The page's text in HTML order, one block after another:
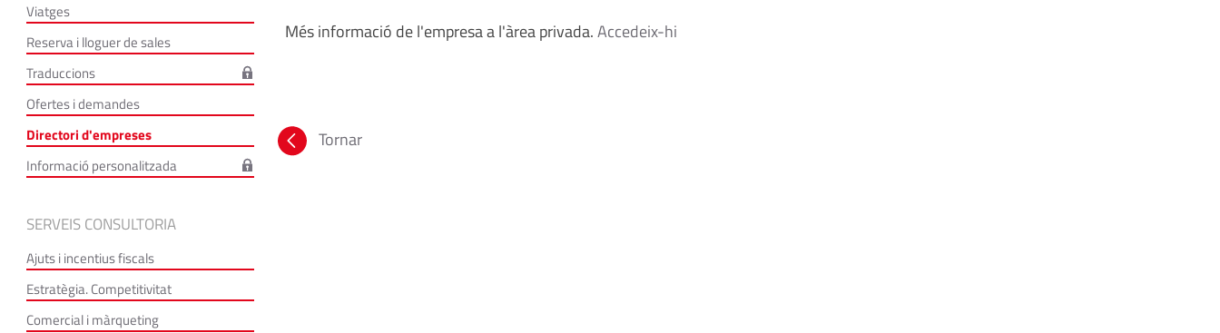
Viatges
Reserva i lloguer de sales
Traduccions
Ofertes i demandes
Directori d'empreses
Informació personalitzada
SERVEIS CONSULTORIA
Ajuts i incentius fiscals
Estratègia. Competitivitat
Comercial i màrqueting
Més informació de l'empresa a l'àrea privada.Accedeix-hi
Tornar